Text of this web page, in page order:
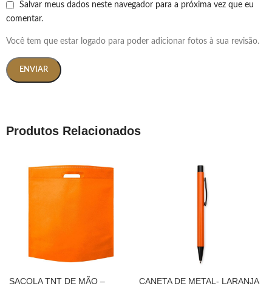
Salvar meus dados neste navegador para a próxima vez que eu
comentar.
Você tem que estar logado para poder adicionar fotos à sua revisão.
Produtos Relacionados
SACOLA TNT DE MÃO –
CANETA DE METAL- LARANJA